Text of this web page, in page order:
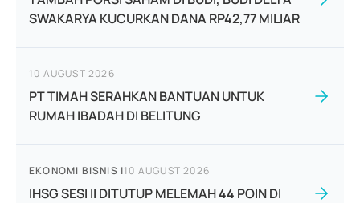
SWAKARYA KUCURKAN DANA RP42,77 MILIAR
10 AUGUST 2026
PT TIMAH SERAHKAN BANTUAN UNTUK
RUMAH IBADAH DI BELITUNG
EKONOMI BISNIS |10 AUGUST 2026
IHSG SESI II DITUTUP MELEMAH 44 POIN DI